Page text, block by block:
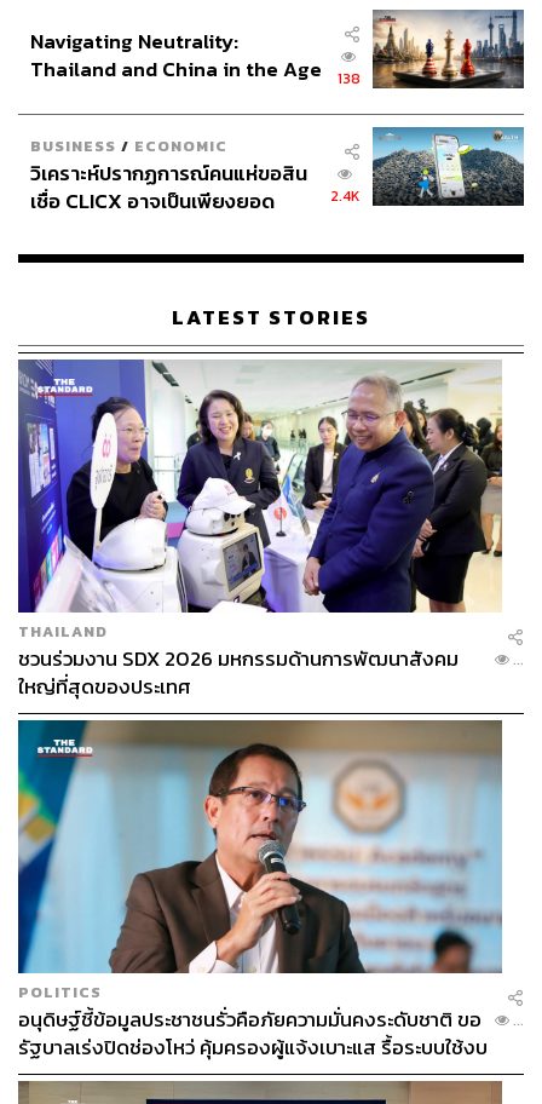
466
ABOUT THE AUTHOR
ปุณยภา ประสานเหลืองวิไล
เชื่อว่าอิสรภาพทางการเงินเป็นจริงได้
Navigating Neutrality:
Thailand and China in the Age
138
BUSINESS / ECONOMIC
วิเคราะห์ปรากฏการณ์คนแห่ขอสิน
เชื่อ CLICX อาจเป็นเพียงยอด
เรือนไทยที่ถูกซุกไว้
2.4K
LATEST STORIES
THAILAND
ชวนร่วมงาน SDX 2026 มหกรรมด้านการพัฒนาสังคม
ใหญ่ที่สุดของประเทศ
...
POLITICS
อนุดิษฐ์ชี้ข้อมูลประชาชนรั่วคือภัยความมั่นคงระดับชาติ ขอ
รัฐบาลเร่งปิดช่องโหว่ คุ้มครองผู้แจ้งเบาะแส รื้อระบบใช้งบ
ไซเบอร์
...